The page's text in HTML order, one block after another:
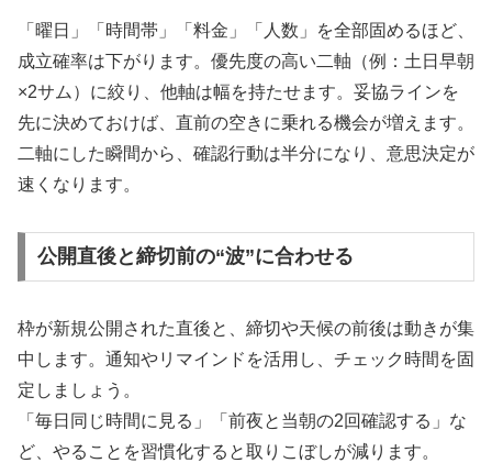
「曜日」「時間帯」「料金」「人数」を全部固めるほど、
成立確率は下がります。優先度の高い二軸（例：土日早朝
×2サム）に絞り、他軸は幅を持たせます。妥協ラインを
先に決めておけば、直前の空きに乗れる機会が増えます。
二軸にした瞬間から、確認行動は半分になり、意思決定が
速くなります。
公開直後と締切前の“波”に合わせる
枠が新規公開された直後と、締切や天候の前後は動きが集
中します。通知やリマインドを活用し、チェック時間を固
定しましょう。
「毎日同じ時間に見る」「前夜と当朝の2回確認する」な
ど、やることを習慣化すると取りこぼしが減ります。